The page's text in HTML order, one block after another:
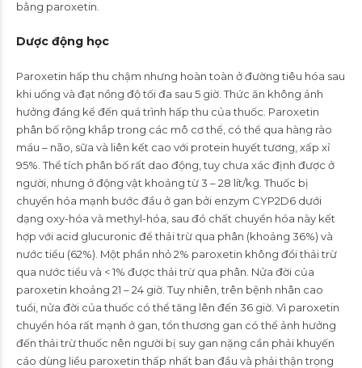
bằng paroxetin.
Dược động học
Paroxetin hấp thu chậm nhưng hoàn toàn ở đường tiêu hóa sau
khi uống và đạt nồng độ tối đa sau 5 giờ. Thức ăn không ảnh
hưởng đáng kể đến quá trình hấp thu của thuốc. Paroxetin
phân bố rộng khắp trong các mô cơ thể, có thể qua hàng rào
máu – não, sữa và liên kết cao với protein huyết tương, xấp xỉ
95%. Thể tích phân bố rất dao động, tuy chưa xác định được ở
người, nhưng ở động vật khoảng từ 3 – 28 lít/kg. Thuốc bị
chuyển hóa mạnh bước đầu ở gan bởi enzym CYP2D6 dưới
dạng oxy-hóa và methyl-hóa, sau đó chất chuyển hóa này kết
hợp với acid glucuronic để thải trừ qua phân (khoảng 36%) và
nước tiểu (62%). Một phần nhỏ 2% paroxetin không đổi thải trừ
qua nước tiểu và < 1% được thải trừ qua phân. Nửa đời của
paroxetin khoảng 21 – 24 giờ. Tuy nhiên, trên bệnh nhân cao
tuổi, nửa đời của thuốc có thể tăng lên đến 36 giờ. Vì paroxetin
chuyển hóa rất mạnh ở gan, tổn thương gan có thể ảnh hưởng
đến thải trừ thuốc nên người bị suy gan nặng cần phải khuyến
cáo dùng liều paroxetin thấp nhất ban đầu và phải thận trọng